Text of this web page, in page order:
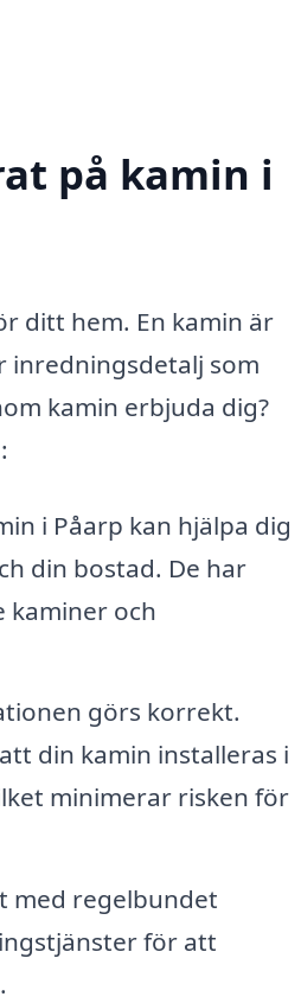
på kamin i
ditt hem. En kamin är
inredningsdetalj som
kamin erbjuda dig?
i Påarp kan hjälpa dig
din bostad. De har
kaminer och
görs korrekt.
din kamin installeras i
minimerar risken för
med regelbundet
för att